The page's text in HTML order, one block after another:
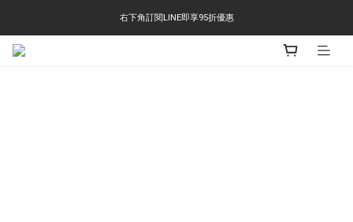
右下角訂閱LINE即享95折優惠
右下角訂閱LINE即享95折優惠
TS-2618 涼感短T 多版型選擇,涼感優惠 單件390 兩件750 三件1000 十件3000